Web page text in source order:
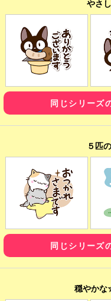
やさ
同じシリーズ
５匹
同じシリーズ
穏やかな